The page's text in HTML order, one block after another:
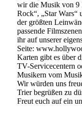
wir die Musik von 9
Rock“, „Star Wars“
der größten
passende
ihr auf unserer
Seite:
Karten gibt es über
TV-Servicecentern
Musikern vom
Wir würden uns
Trier begrüßen zu
Freut euch auf ein